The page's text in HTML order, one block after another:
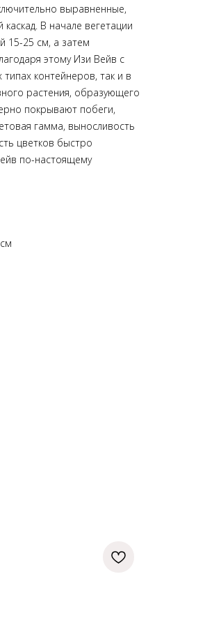
выравненные,
В начале вегетации
15-25 см, а затем
этому Изи Вейв с
контейнеров, так и в
растения, образующего
покрывают побеги,
гамма, выносливость
цветков быстро
по-настоящему